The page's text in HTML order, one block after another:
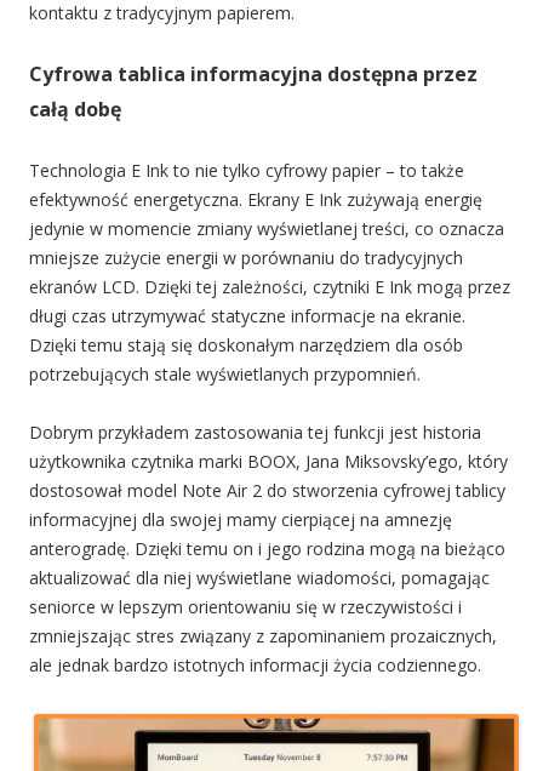
kontaktu z tradycyjnym papierem.
Cyfrowa tablica informacyjna dostępna przez
całą dobę
Technologia E Ink to nie tylko cyfrowy papier – to także
efektywność energetyczna. Ekrany E Ink zużywają energię
jedynie w momencie zmiany wyświetlanej treści, co oznacza
mniejsze zużycie energii w porównaniu do tradycyjnych
ekranów LCD. Dzięki tej zależności, czytniki E Ink mogą przez
długi czas utrzymywać statyczne informacje na ekranie.
Dzięki temu stają się doskonałym narzędziem dla osób
potrzebujących stale wyświetlanych przypomnień.
Dobrym przykładem zastosowania tej funkcji jest historia
użytkownika czytnika marki BOOX, Jana Miksovsky’ego, który
dostosował model Note Air 2 do stworzenia cyfrowej tablicy
informacyjnej dla swojej mamy cierpiącej na amnezję
anterogradę. Dzięki temu on i jego rodzina mogą na bieżąco
aktualizować dla niej wyświetlane wiadomości, pomagając
seniorce w lepszym orientowaniu się w rzeczywistości i
zmniejszając stres związany z zapominaniem prozaicznych,
ale jednak bardzo istotnych informacji życia codziennego.